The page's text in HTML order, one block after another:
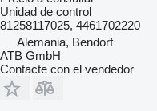
Unidad de control
81258117025, 4461702220
Alemania, Bendorf
ATB GmbH
Contacte con el vendedor